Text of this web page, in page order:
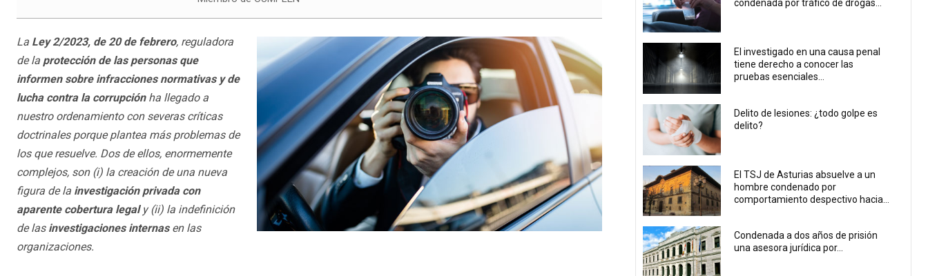
La Ley 2/2023, de 20 de febrero, reguladora
de la protección de las personas que
informen sobre infracciones normativas y de
lucha contra la corrupciónha llegado a
nuestro ordenamiento con severas críticas
doctrinales porque plantea más problemas de
los que resuelve. Dos de ellos, enormemente
complejos, son (i) la creación de una nueva
figura de la investigación privada con
aparente cobertura legaly (ii) la indefinición
de lasinvestigaciones internas en las
organizaciones.
condenada por tráfico de drogas...
El investigado en una causa penal
tiene derecho a conocer las
pruebas esenciales...
Delito de lesiones: ¿todo golpe es
delito?
El TSJ de Asturias absuelve a un
hombre condenado por
comportamiento despectivo hacia...
Condenada a dos años de prisión
una asesora jurídica por...